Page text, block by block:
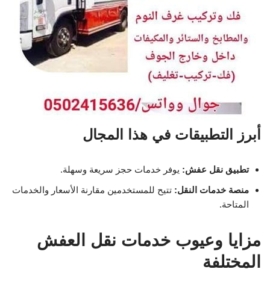
أبرز التطبيقات في هذا المجال
تطبيق نقل عفش: يوفر خدمات حجز سريعة وسهلة.
منصة خدمات النقل: تتيح للمستخدمين مقارنة الأسعار والخدمات
المتاحة.
مزايا وعيوب خدمات نقل العفش
المختلفة